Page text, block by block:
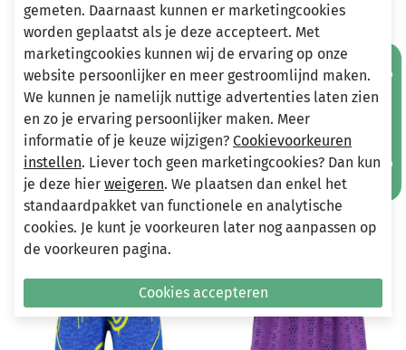
Heeft u vragen?
Stuur een e-mail
info@miniandmore.nl
Andere bekeken ook
Wellicht ook iets voor jou?
-70% -50%
Mis geen aanbiedingen!
gemeten. Daarnaast kunnen er marketingcookies
worden geplaatst als je deze accepteert. Met
marketingcookies kunnen wij de ervaring op onze
website persoonlijker en meer gestroomlijnd maken.
We kunnen je namelijk nuttige advertenties laten zien
en zo je ervaring persoonlijker maken. Meer
informatie of je keuze wijzigen? Cookievoorkeuren
instellen. Liever toch geen marketingcookies? Dan kun
je deze hier weigeren. We plaatsen dan enkel het
standaardpakket van functionele en analytische
cookies. Je kunt je voorkeuren later nog aanpassen op
de voorkeuren pagina.
Cookies accepteren